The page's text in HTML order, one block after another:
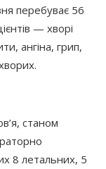
перебуває 56
— хворі
ангіна, грип,
станом
8 летальних, 5